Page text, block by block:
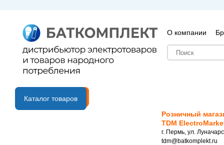
О компании
B2B портал
Каталог товаров
Розничный
TDM
г. Пермь, ул.
tdm@batkomplekt.ru